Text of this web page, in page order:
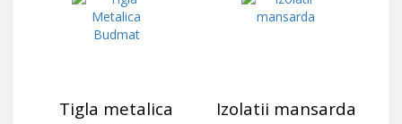
Tigla metalica
Izolatii mansarda